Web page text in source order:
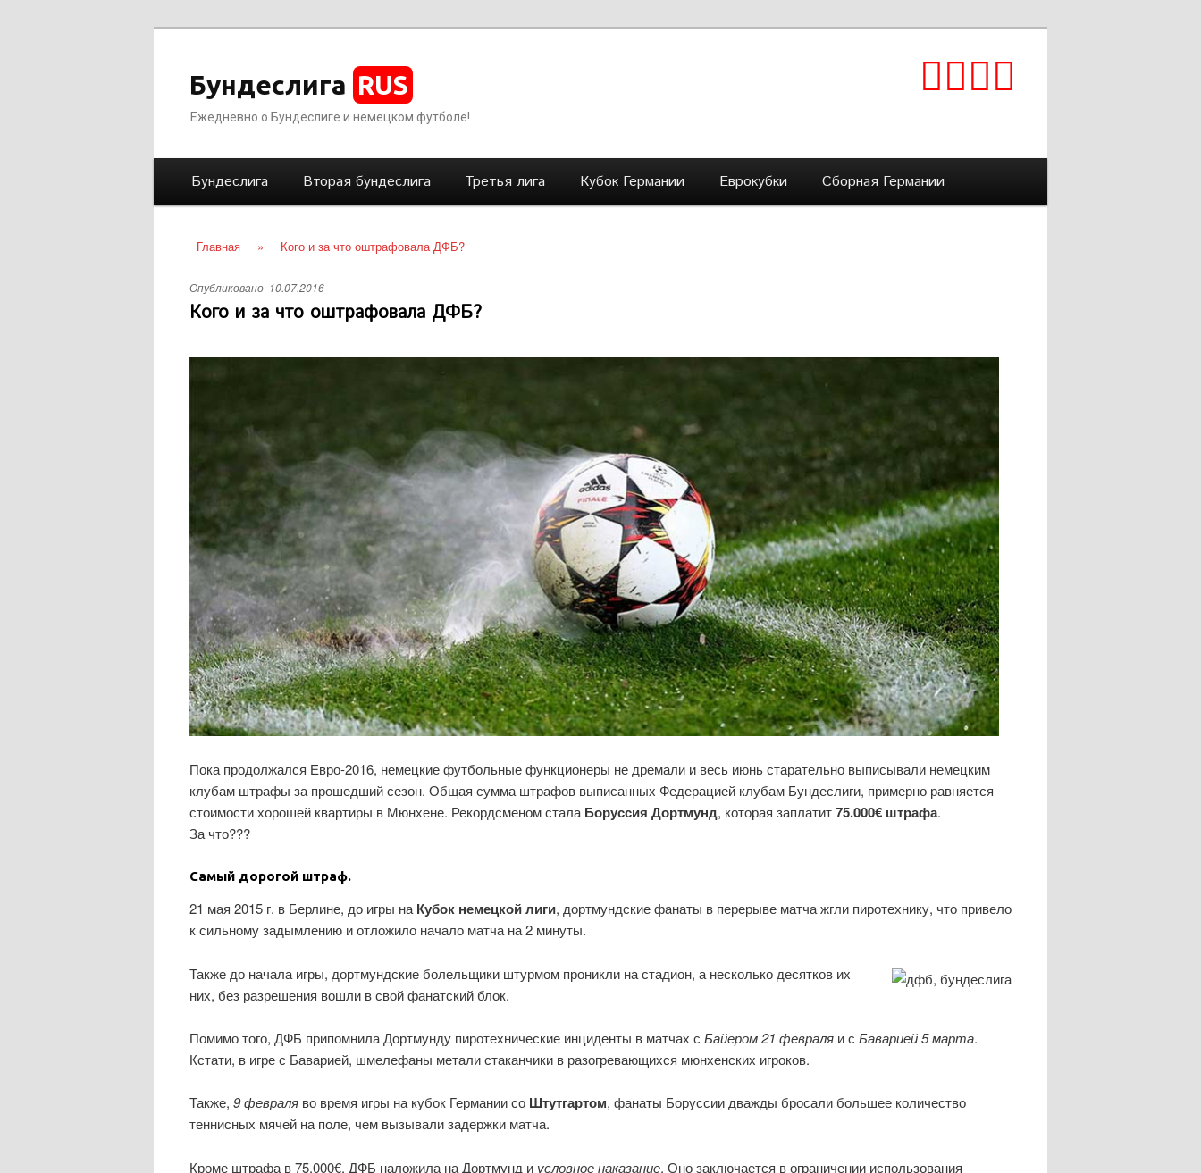
Бундеслига RUS
Ежедневно о Бундеслиге и немецком футболе!
а
Перейти
содержимому
Бундеслига Вторая бундеслига Третья лига Кубок Германии Еврокубки Сборная Германии
Главная » Кого и за что оштрафовала ДФБ?
Кого и за что оштрафовала ДФБ?
Опубликовано 10.07.2016
Пока продолжался Евро-2016, немецкие футбольные функционеры не дремали и весь июнь старательно выписывали немецким
клубам штрафы за прошедший сезон. Общая сумма штрафов выписанных Федерацией клубам Бундеслиги, примерно равняется
стоимости хорошей квартиры в Мюнхене. Рекордсменом стала Боруссия Дортмунд, которая заплатит75.000€ штрафа.
За что???
Самый дорогой штраф.
21 мая 2015 г. в Берлине, до игры наКубок немецкой лиги, дортмундские фанаты в перерыве матча жгли пиротехнику, что привело
к сильному задымлению и отложило начало матча на 2 минуты.
Также до начала игры, дортмундские болельщики штурмом проникли на стадион, а несколько десятков их
них, без разрешения вошли в свой фанатский блок.
Помимо того, ДФБ припомнила Дортмунду пиротехнические инциденты в матчах с Байером 21 февраля и с Баварией 5 марта.
Кстати, в игре с Баварией, шмелефаны метали стаканчики в разогревающихся мюнхенских игроков.
Также, 9 февраля во время игры на кубок Германии со Штутгартом, фанаты Боруссии дважды бросали большее количество
теннисных мячей на поле, чем вызывали задержки матча.
Кроме штрафа в 75.000€, ДФБ наложила на Дортмунд и условное наказание. Оно заключается в ограничении использования